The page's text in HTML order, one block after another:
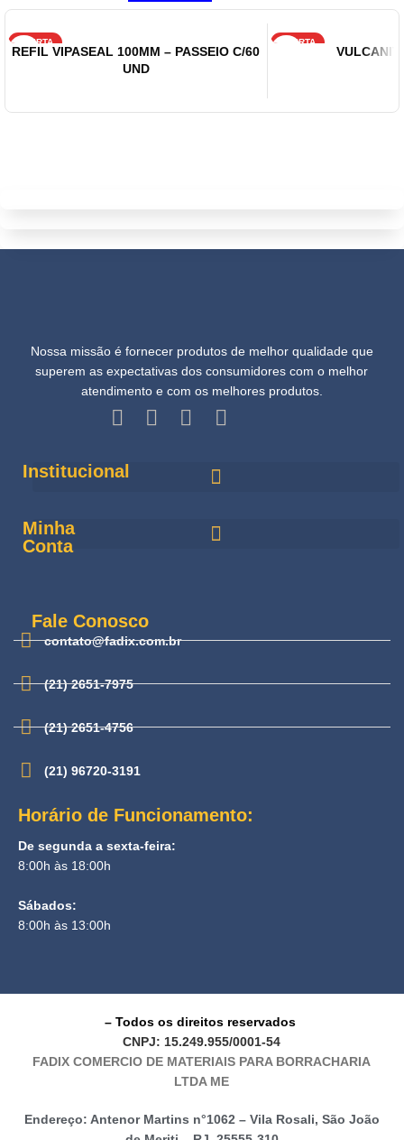
OFERTA
REFIL VIPASEAL 100MM – PASSEIO C/60
UND
OFERTA
Nossa missão é fornecer produtos de melhor qualidade que
superem as expectativas dos consumidores com o melhor
atendimento e com os melhores produtos.
Institucional
Minha
Conta
Fale Conosco
contato@fadix.com.br
(21) 2651-7975
(21) 2651-4756
(21) 96720-3191
Horário de Funcionamento:
De segunda a sexta-feira:
8:00h às 18:00h
Sábados:
8:00h às 13:00h
– Todos os direitos reservados
CNPJ: 15.249.955/0001-54
FADIX COMERCIO DE MATERIAIS PARA BORRACHARIA
LTDA ME
Endereço: Antenor Martins n°1062 – Vila Rosali, São João